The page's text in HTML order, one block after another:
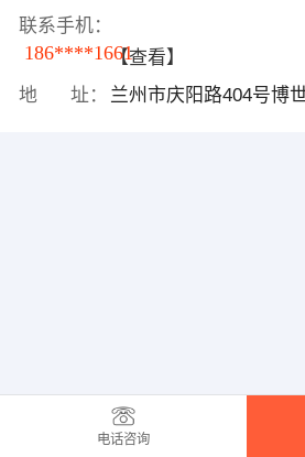
联系手机：
186****1661【查看】
地 址：
兰州市庆阳路404号博
电话咨询